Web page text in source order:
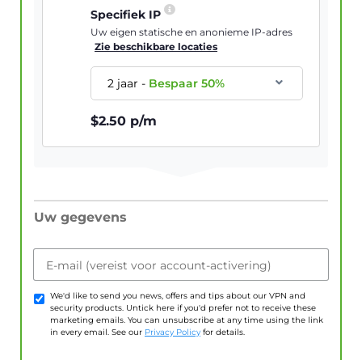
Specifiek IP
Uw eigen statische en anonieme IP-adres
Zie beschikbare locaties
2 jaar- Bespaar50%
$2.50 p/m
Uw gegevens
E-mail (vereist voor account-activering)
We'd like to send you news, offers and tips about our VPN and
security products. Untick here if you'd prefer not to receive these
marketing emails. You can unsubscribe at any time using the link
in every email. See our Privacy Policy for details.